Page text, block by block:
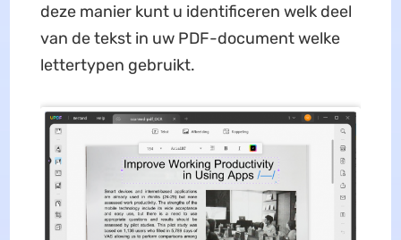
deze manier kunt u identificeren welk deel
van de tekst in uw PDF-document welke
lettertypen gebruikt.